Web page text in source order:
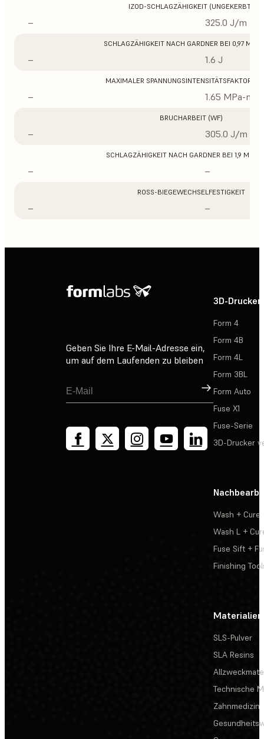
IZOD-SCHLAGZÄHIGKEIT (UNGEKERBT)
– 325.0 J/m
SCHLAGZÄHIGKEIT NACH GARDNER BEI 0,97 MM
– 1.6 J
MAXIMALER SPANNUNGSINTENSITÄTSFAKTOR
– 1.65 MPa-m1/
BRUCHARBEIT (WF)
– 305.0 J/m
SCHLAGZÄHIGKEIT NACH GARDNER BEI 1,9 MM
– –
ROSS-BIEGEWECHSELFESTIGKEIT
– –
Geben Sie Ihre E-Mail-Adresse ein,
um auf dem Laufenden zu bleiben
Registrieren
3D-Drucker
Form 4
Form 4B
Form 4L
Form 3BL
Form Auto
Fuse X1
Fuse-Serie
3D-Drucker
Wash + Cure
Wash L +
Fuse Sift +
Finishing
Materialien
SLS-Pulver
SLA Resins
Technische
Zahnmedizin